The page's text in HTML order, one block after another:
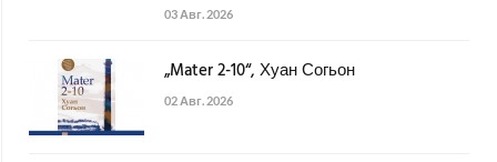
03 Авг. 2026
„Mater 2-10“, Хуан Согьон
02 Авг. 2026